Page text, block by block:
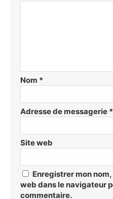
Nom *
Adresse de messagerie *
Site web
Enregistrer mon
web dans le navigateur
commentaire.